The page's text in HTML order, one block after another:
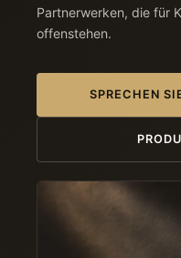
Partnerwerken, die für
offenstehen.
SPRECHEN